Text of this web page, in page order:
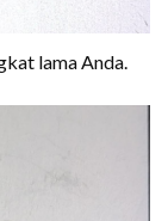
lama Anda.